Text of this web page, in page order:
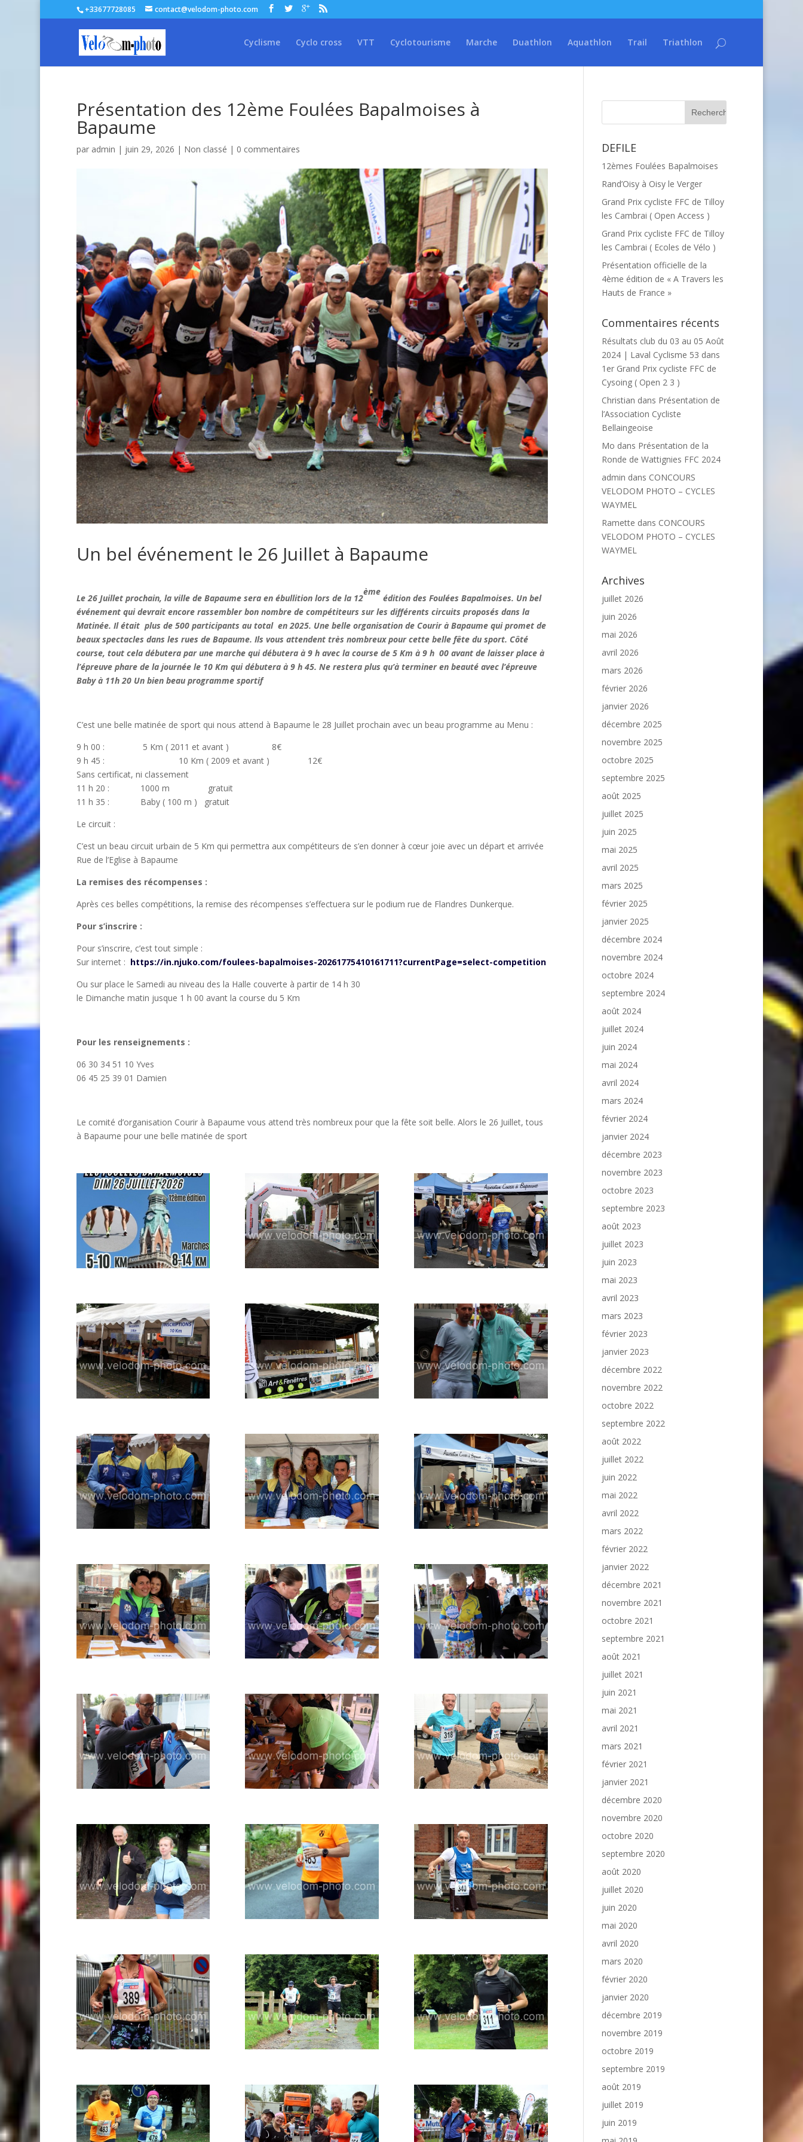
+33677728085 contact@velodom-photo.com
Cyclisme Cyclo cross VTT Cyclotourisme Marche Duathlon Aquathlon Trail Triathlon
Présentation des 12ème Foulées Bapalmoises à
Bapaume
par admin | juin 29, 2026 | Non classé | 0 commentaires
Un bel événement le 26 Juillet à Bapaume
Le 26 Juillet prochain, la ville de Bapaume sera en ébullition lors de la 12
ème
édition des Foulées Bapalmoises. Un bel
événement qui devrait encore rassembler bon nombre de compétiteurs sur les différents circuits proposés dans la
Matinée. Il était plus de 500 participants au total en 2025. Une belle organisation de Courir à Bapaume qui promet de
beaux spectacles dans les rues de Bapaume. Ils vous attendent très nombreux pour cette belle fête du sport. Côté
course, tout cela débutera par une marche qui débutera à 9 h avec la course de 5 Km à 9 h 00 avant de laisser place à
l’épreuve phare de la journée le 10 Km qui débutera à 9 h 45. Ne restera plus qu’à terminer en beauté avec l’épreuve
Baby à 11h 20 Un bien beau programme sportif
C’est une belle matinée de sport qui nous attend à Bapaume le 28 Juillet prochain avec un beau programme au Menu :
9 h 00 : 5 Km ( 2011 et avant ) 8€
9 h 45 : 10 Km ( 2009 et avant ) 12€
Sans certificat, ni classement
11 h 20 : 1000 m gratuit
11 h 35 : Baby ( 100 m ) gratuit
Le circuit :
C’est un beau circuit urbain de 5 Km qui permettra aux compétiteurs de s’en donner à cœur joie avec un départ et arrivée
Rue de l’Eglise à Bapaume
La remises des récompenses :
Après ces belles compétitions, la remise des récompenses s’effectuera sur le podium rue de Flandres Dunkerque.
Pour s’inscrire :
Pour s’inscrire, c’est tout simple :
Sur internet : https://in.njuko.com/foulees-bapalmoises-20261775410161711?currentPage=select-competition
Ou sur place le Samedi au niveau des la Halle couverte à partir de 14 h 30
le Dimanche matin jusque 1 h 00 avant la course du 5 Km
Pour les renseignements :
06 30 34 51 10 Yves
06 45 25 39 01 Damien
Le comité d’organisation Courir à Bapaume vous attend très nombreux pour que la fête soit belle. Alors le 26 Juillet, tous
à Bapaume pour une belle matinée de sport
DEFILE
12èmes Foulées Bapalmoises
Rand’Oisy à Oisy le Verger
Grand Prix cycliste FFC de Tilloy
les Cambrai ( Open Access )
Grand Prix cycliste FFC de Tilloy
les Cambrai ( Ecoles de Vélo )
Présentation officielle de la
4ème édition de « A Travers les
Hauts de France »
Commentaires récents
Résultats club du 03 au 05 Août
2024 | Laval Cyclisme 53 dans
1er Grand Prix cycliste FFC de
Cysoing ( Open 2 3 )
Christian dans Présentation de
l’Association Cycliste
Bellaingeoise
Mo dans Présentation de la
Ronde de Wattignies FFC 2024
admin dans CONCOURS
VELODOM PHOTO – CYCLES
WAYMEL
Ramette dans CONCOURS
VELODOM PHOTO – CYCLES
WAYMEL
Archives
juillet 2026
juin 2026
mai 2026
avril 2026
mars 2026
février 2026
janvier 2026
décembre 2025
novembre 2025
octobre 2025
septembre 2025
août 2025
juillet 2025
juin 2025
mai 2025
avril 2025
mars 2025
février 2025
janvier 2025
décembre 2024
novembre 2024
octobre 2024
septembre 2024
août 2024
juillet 2024
juin 2024
mai 2024
avril 2024
mars 2024
février 2024
janvier 2024
décembre 2023
novembre 2023
octobre 2023
septembre 2023
août 2023
juillet 2023
juin 2023
mai 2023
avril 2023
mars 2023
février 2023
janvier 2023
décembre 2022
novembre 2022
octobre 2022
septembre 2022
août 2022
juillet 2022
juin 2022
mai 2022
avril 2022
mars 2022
février 2022
janvier 2022
décembre 2021
novembre 2021
octobre 2021
septembre 2021
août 2021
juillet 2021
juin 2021
mai 2021
avril 2021
mars 2021
février 2021
janvier 2021
décembre 2020
novembre 2020
octobre 2020
septembre 2020
août 2020
juillet 2020
juin 2020
mai 2020
avril 2020
mars 2020
février 2020
janvier 2020
décembre 2019
novembre 2019
octobre 2019
septembre 2019
août 2019
juillet 2019
juin 2019